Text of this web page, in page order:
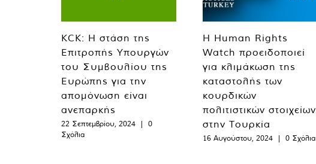
KCK: Η στάση της
Επιτροπής Υπουργών
του Συμβουλίου της
Ευρώπης για την
απομόνωση είναι
ανεπαρκής
22 Σεπτεμβρίου, 2024 |
0
Σχόλια
Η Human Rights
Watch προειδοποιεί
για κλιμάκωση της
καταστολής των
κουρδικών
πολιτιστικών στοιχείων
στην Τουρκία
16 Αυγούστου, 2024 | 0 Σχόλια